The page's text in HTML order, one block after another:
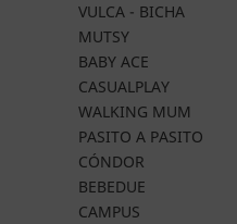
VULCA - BICHA
MUTSY
BABY ACE
CASUALPLAY
WALKING MUM
PASITO A PASITO
CÓNDOR
BEBEDUE
CAMPUS